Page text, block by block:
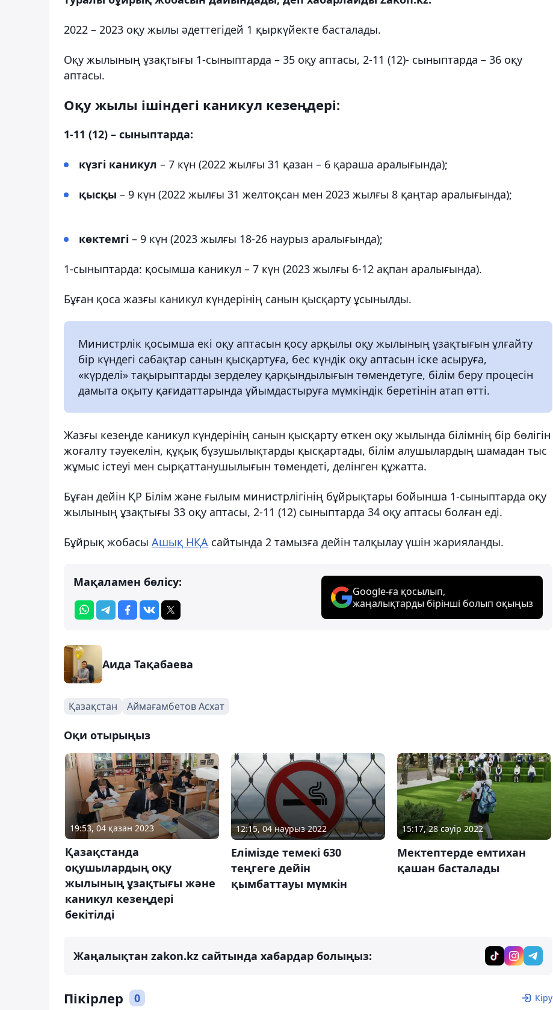
2022 – 2023 оқу жылы әдеттегідей 1 қыркүйекте басталады.
Оқу жылының ұзақтығы 1-сыныптарда – 35 оқу аптасы, 2-11 (12)- сыныптарда – 36 оқу
аптасы.
Оқу жылы ішіндегі каникул кезеңдері:
1-11 (12) – сыныптарда:
күзгі каникул – 7 күн (2022 жылғы 31 қазан – 6 қараша аралығында);
қысқы – 9 күн (2022 жылғы 31 желтоқсан мен 2023 жылғы 8 қаңтар аралығында);
көктемгі – 9 күн (2023 жылғы 18-26 наурыз аралығында);
1-сыныптарда: қосымша каникул – 7 күн (2023 жылғы 6-12 ақпан аралығында).
Бұған қоса жазғы каникул күндерінің санын қысқарту ұсынылды.
Министрлік қосымша екі оқу аптасын қосу арқылы оқу жылының ұзақтығын ұлғайту
бір күндегі сабақтар санын қысқартуға, бес күндік оқу аптасын іске асыруға,
«күрделі» тақырыптарды зерделеу қарқындылығын төмендетуге, білім беру процесін
дамыта оқыту қағидаттарында ұйымдастыруға мүмкіндік беретінін атап өтті.
Жазғы кезеңде каникул күндерінің санын қысқарту өткен оқу жылында білімнің бір бөлігін
жоғалту тәуекелін, құқық бұзушылықтарды қысқартады, білім алушылардың шамадан тыс
жұмыс істеуі мен сырқаттанушылығын төмендеті, делінген құжатта.
Бұған дейін ҚР Білім және ғылым министрлігінің бұйрықтары бойынша 1-сыныптарда оқу
жылының ұзақтығы 33 оқу аптасы, 2-11 (12) сыныптарда 34 оқу аптасы болған еді.
Бұйрық жобасы Ашық НҚА сайтында 2 тамызға дейін талқылау үшін жарияланды.
Мақаламен бөлісу:
Google-ға қосылып,
жаңалықтарды бірінші болып оқыңыз
Аида Тақабаева
Қазақстан Аймағамбетов Асхат
Оқи отырыңыз
19:53, 04 қазан 2023
Қазақстанда
оқушылардың оқу
жылының ұзақтығы және
каникул кезеңдері
бекітілді
12:15, 04 наурыз 2022
Елімізде темекі 630
теңгеге дейін
қымбаттауы мүмкін
15:17, 28 сәуір 2022
Мектептерде емтихан
қашан басталады
Жаңалықтан zakon.kz сайтында хабардар болыңыз:
Пікірлер 0 Кіру